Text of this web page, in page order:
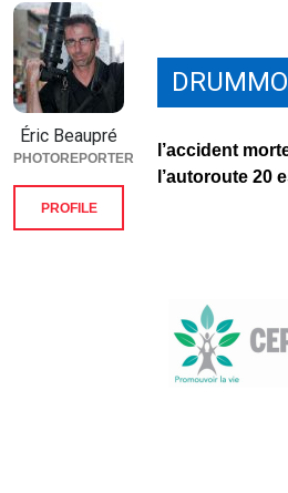
l’accident
l’autoroute 20
Éric Beaupré
PHOTOREPORTER
PROFILE